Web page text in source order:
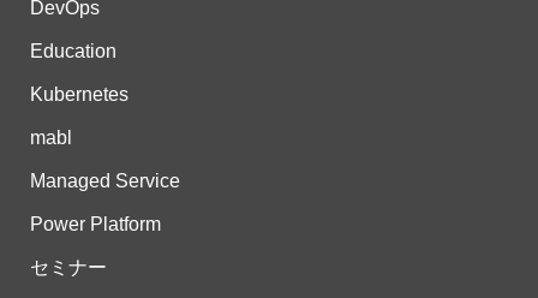
DevOps
Education
Kubernetes
mabl
Managed Service
Power Platform
セミナー